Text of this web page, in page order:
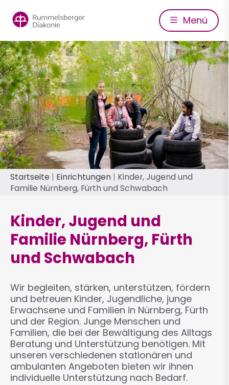
zum
Inhalt
Menü
Pfadnavigation
Startseite Einrichtungen
Kinder, Jugend und
Familie Nürnberg, Fürth und Schwabach
Kinder, Jugend und
Familie Nürnberg, Fürth
und Schwabach
Wir begleiten, stärken, unterstützen, fördern
und betreuen Kinder, Jugendliche, junge
Erwachsene und Familien in Nürnberg, Fürth
und der Region. Junge Menschen und
Familien, die bei der Bewältigung des Alltags
Beratung und Unterstützung benötigen. Mit
unseren verschiedenen stationären und
ambulanten Angeboten bieten wir ihnen
individuelle Unterstützung nach Bedarf.